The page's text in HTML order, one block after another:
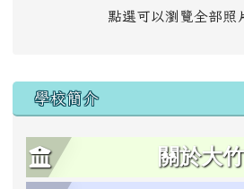
點選可以瀏覽全部照
學校簡介
關於大竹